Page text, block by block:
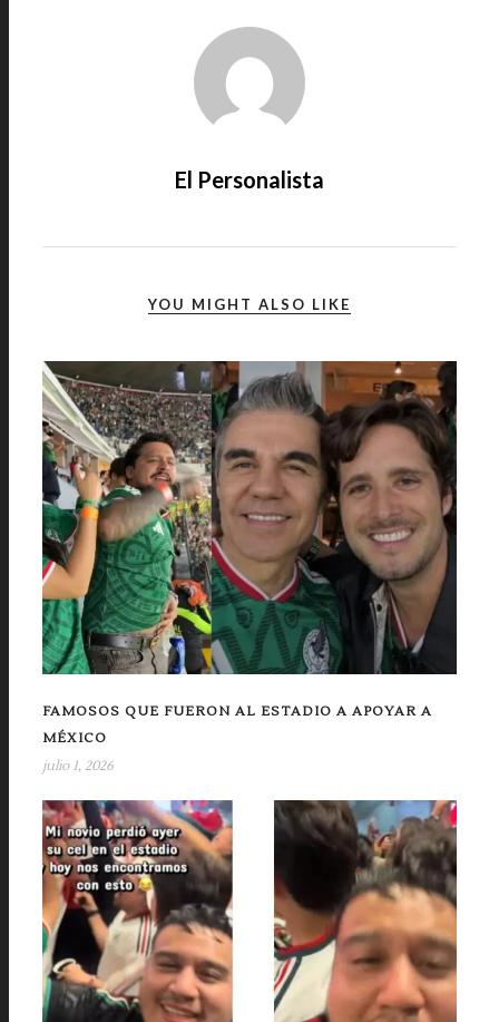
El Personalista
YOU MIGHT ALSO LIKE
FAMOSOS QUE FUERON AL ESTADIO A APOYAR A
MÉXICO
julio 1, 2026